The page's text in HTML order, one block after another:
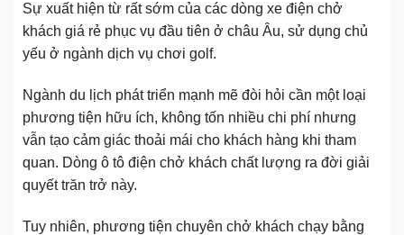
Sự xuất hiện từ rất sớm của các dòng xe điện chở
khách giá rẻ phục vụ đầu tiên ở châu Âu, sử dụng chủ
yếu ở ngành dịch vụ chơi golf.
Ngành du lịch phát triển mạnh mẽ đòi hỏi cần một loại
phương tiện hữu ích, không tốn nhiều chi phí nhưng
vẫn tạo cảm giác thoải mái cho khách hàng khi tham
quan. Dòng ô tô điện chở khách chất lượng ra đời giải
quyết trăn trở này.
Tuy nhiên, phương tiện chuyên chở khách chạy bằng